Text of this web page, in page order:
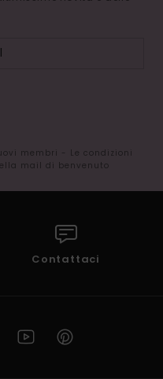
membri - Le condizioni
mail di benvenuto
Contattaci